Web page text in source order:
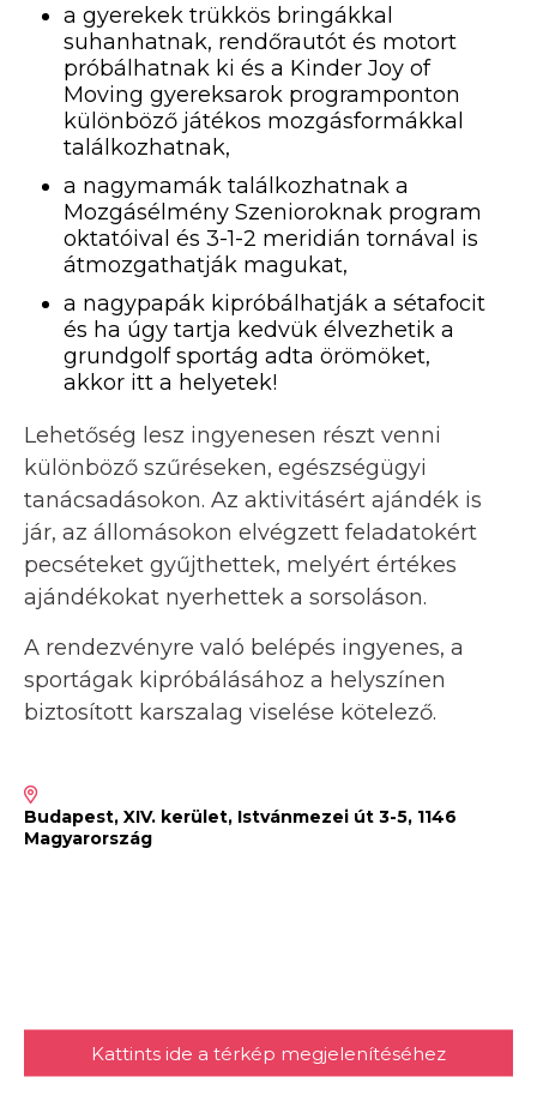
a gyerekek trükkös bringákkal
suhanhatnak, rendőrautót és motort
próbálhatnak ki és a Kinder Joy of
Moving gyereksarok programponton
különböző játékos mozgásformákkal
találkozhatnak,
a nagymamák találkozhatnak a
Mozgásélmény Szenioroknak program
oktatóival és 3-1-2 meridián tornával is
átmozgathatják magukat,
a nagypapák kipróbálhatják a sétafocit
és ha úgy tartja kedvük élvezhetik a
grundgolf sportág adta örömöket,
akkor itt a helyetek!
Lehetőség lesz ingyenesen részt venni
különböző szűréseken, egészségügyi
tanácsadásokon. Az aktivitásért ajándék is
jár, az állomásokon elvégzett feladatokért
pecséteket gyűjthettek, melyért értékes
ajándékokat nyerhettek a sorsoláson.
A rendezvényre való belépés ingyenes, a
sportágak kipróbálásához a helyszínen
biztosított karszalag viselése kötelező.
Budapest, XIV. kerület, Istvánmezei út 3-5, 1146
Magyarország
Kattints ide a térkép megjelenítéséhez